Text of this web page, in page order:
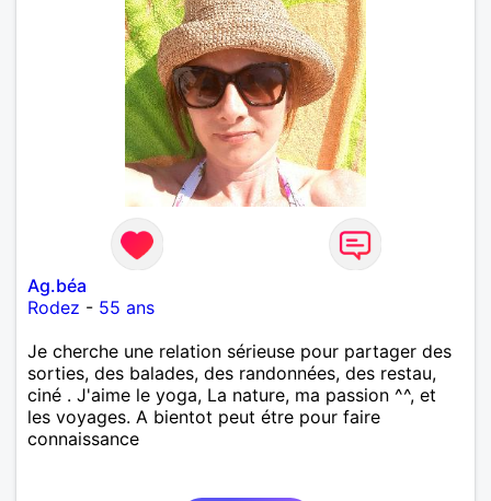
Ag.béa
Rodez - 55 ans
Je cherche une relation sérieuse pour partager des
sorties, des balades, des randonnées, des restau,
ciné . J'aime le yoga, La nature, ma passion ^^, et
les voyages. A bientot peut étre pour faire
connaissance